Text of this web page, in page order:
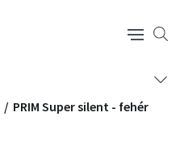
PRIM Super silent - fehér